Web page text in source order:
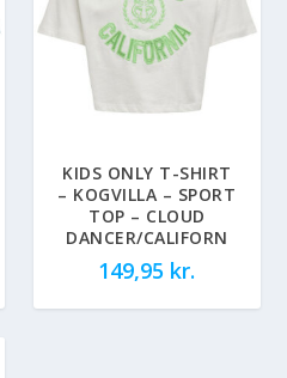
KIDS ONLY T-SHIRT
– KOGVILLA – SPORT
TOP – CLOUD
DANCER/CALIFORN
149,95 kr.